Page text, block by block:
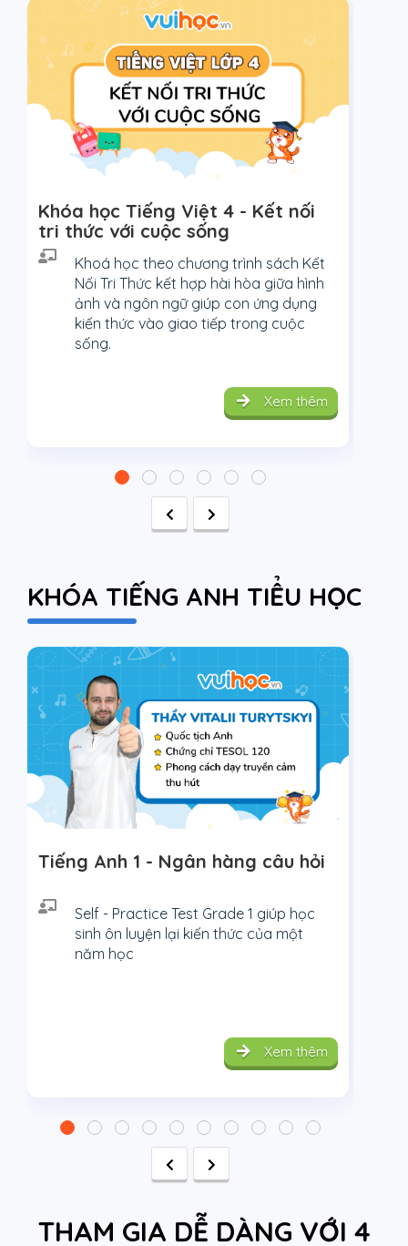
Khóa học Tiếng Việt 4 - Kết nối
tri thức với cuộc sống
Khoá học theo chương trình sách Kết
Nối Tri Thức kết hợp hài hòa giữa hình
ảnh và ngôn ngữ giúp con ứng dụng
kiến thức vào giao tiếp trong cuộc
sống.
Xem thêm
KHÓA TIẾNG ANH TIỂU HỌC
Tiếng Anh 1 - Ngân hàng câu hỏi
Self - Practice Test Grade 1 giúp học
sinh ôn luyện lại kiến thức của một
năm học
Xem thêm
THAM GIA DỄ DÀNG VỚI 4